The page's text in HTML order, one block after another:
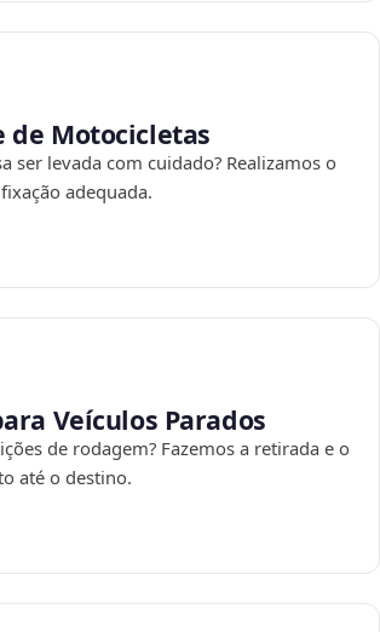
de Motocicletas
ser levada com cuidado? Realizamos o
adequada.
Veículos Parados
de rodagem? Fazemos a retirada e o
até o destino.